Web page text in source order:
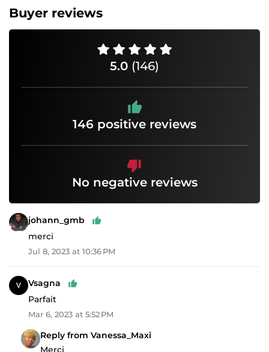
Buyer reviews
5.0 (146)
146 positive reviews
No negative reviews
johann_gmb
merci
Jul 8, 2023 at 10:36 PM
Vsagna
Parfait
Mar 6, 2023 at 5:52 PM
Reply from Vanessa_Maxi
Merci